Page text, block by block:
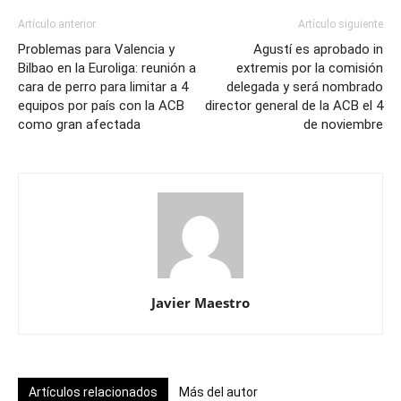
Artículo anterior
Problemas para Valencia y
Bilbao en la Euroliga: reunión a
cara de perro para limitar a 4
equipos por país con la ACB
como gran afectada
Artículo siguiente
Agustí es aprobado in
extremis por la comisión
delegada y será nombrado
director general de la ACB el 4
de noviembre
Javier Maestro
Artículos relacionados Más del autor